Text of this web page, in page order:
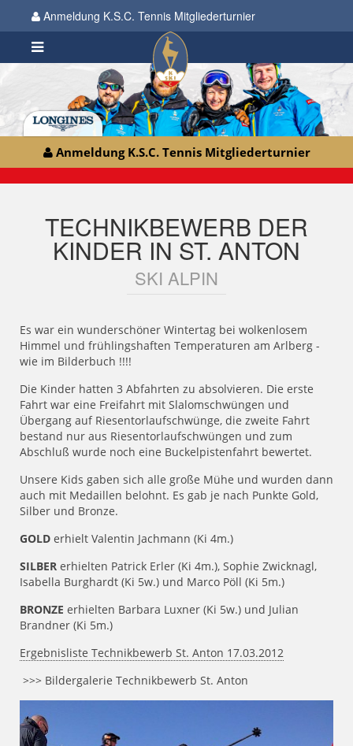
Anmeldung K.S.C. Tennis Mitgliederturnier
Anmeldung K.S.C. Tennis Mitgliederturnier
TECHNIKBEWERB DER
KINDER IN ST. ANTON
SKI ALPIN
Es war ein wunderschöner Wintertag bei wolkenlosem
Himmel und frühlingshaften Temperaturen am Arlberg -
wie im Bilderbuch !!!!
Die Kinder hatten 3 Abfahrten zu absolvieren. Die erste
Fahrt war eine Freifahrt mit Slalomschwüngen und
Übergang auf Riesentorlaufschwünge, die zweite Fahrt
bestand nur aus Riesentorlaufschwüngen und zum
Abschluß wurde noch eine Buckelpistenfahrt bewertet.
Unsere Kids gaben sich alle große Mühe und wurden dann
auch mit Medaillen belohnt. Es gab je nach Punkte Gold,
Silber und Bronze.
GOLD erhielt Valentin Jachmann (Ki 4m.)
SILBER erhielten Patrick Erler (Ki 4m.), Sophie Zwicknagl,
Isabella Burghardt (Ki 5w.) und Marco Pöll (Ki 5m.)
BRONZE erhielten Barbara Luxner (Ki 5w.) und Julian
Brandner (Ki 5m.)
Ergebnisliste Technikbewerb St. Anton 17.03.2012
>>> Bildergalerie Technikbewerb St. Anton